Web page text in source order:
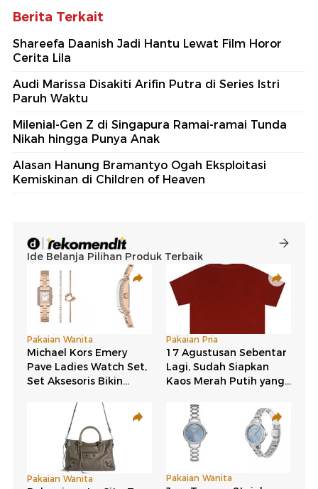
Berita Terkait
Shareefa Daanish Jadi Hantu Lewat Film Horor
Cerita Lila
Audi Marissa Disakiti Arifin Putra di Series Istri
Paruh Waktu
Milenial-Gen Z di Singapura Ramai-ramai Tunda
Nikah hingga Punya Anak
Alasan Hanung Bramantyo Ogah Eksploitasi
Kemiskinan di Children of Heaven